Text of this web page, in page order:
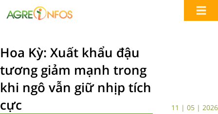
Hoa Kỳ: Xuất khẩu đậu
tương giảm mạnh trong
khi ngô vẫn giữ nhịp tích
cực
11 | 05 | 2026